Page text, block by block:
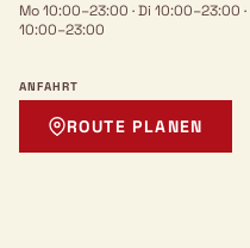
Mo 10:00–23:00 ·Di 10:00–23:00 ·
10:00–23:00
ANFAHRT
ROUTE PLANEN